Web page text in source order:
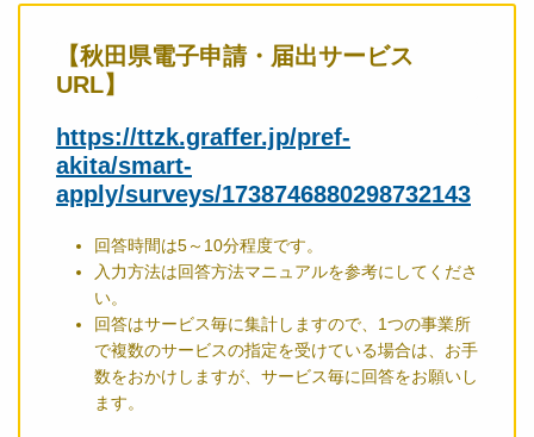
【秋田県電子申請・届出サービス
URL】
https://ttzk.graffer.jp/pref-
akita/smart-
apply/surveys/1738746880298732143
回答時間は5～10分程度です。
入力方法は回答方法マニュアルを参考にしてくださ
い。
回答はサービス毎に集計しますので、1つの事業所
で複数のサービスの指定を受けている場合は、お手
数をおかけしますが、サービス毎に回答をお願いし
ます。